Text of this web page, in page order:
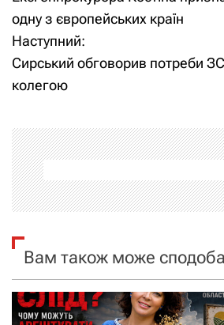
а
в
і
а
ц
і
я
з
а
одну з європейських країн
Наступний:
Сирський обговорив потреби
колегою
Вам також може